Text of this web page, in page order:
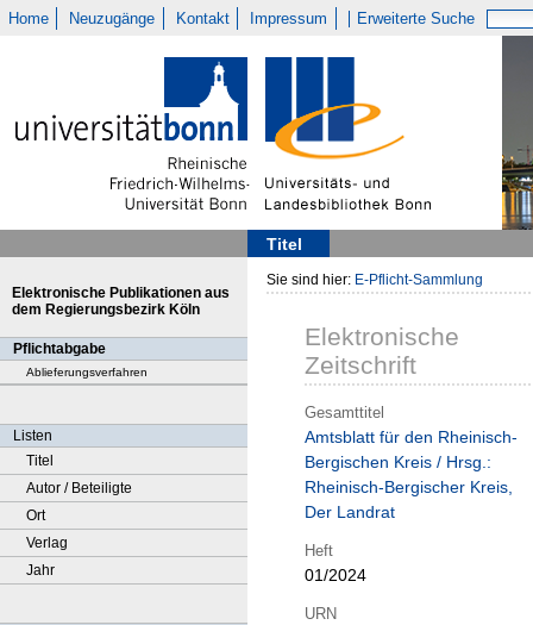
Home Neuzugänge Kontakt Impressum Erweiterte Suche
Titel
Elektronische Publikationen aus
dem Regierungsbezirk Köln
Pflichtabgabe
Ablieferungsverfahren
Listen
Titel
Autor / Beteiligte
Ort
Verlag
Jahr
Sie sind hier: E-Pflicht-Sammlung
Elektronische
Zeitschrift
Gesamttitel
Amtsblatt für den Rheinisch-
Bergischen Kreis / Hrsg.:
Rheinisch-Bergischer Kreis,
Der Landrat
Heft
01/2024
URN